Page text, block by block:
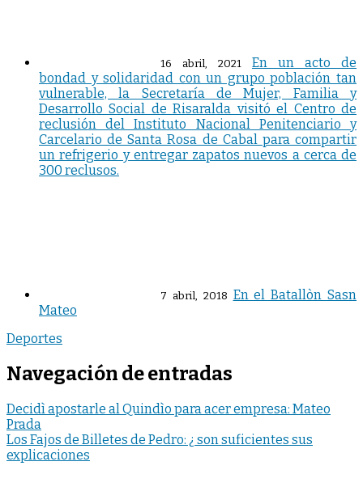
16 abril, 2021
En un acto de
bondad y solidaridad con un grupo población tan
vulnerable, la Secretaría de Mujer, Familia y
Desarrollo Social de Risaralda visitó el Centro de
reclusión del Instituto Nacional Penitenciario y
Carcelario de Santa Rosa de Cabal para compartir
un refrigerio y entregar zapatos nuevos a cerca de
300 reclusos.
7 abril, 2018 En el Batallòn Sasn
Mateo
Deportes
Navegación de entradas
Decidì apostarle al Quindìo para acer empresa: Mateo
Prada
Los Fajos de Billetes de Pedro: ¿ son suficientes sus
explicaciones